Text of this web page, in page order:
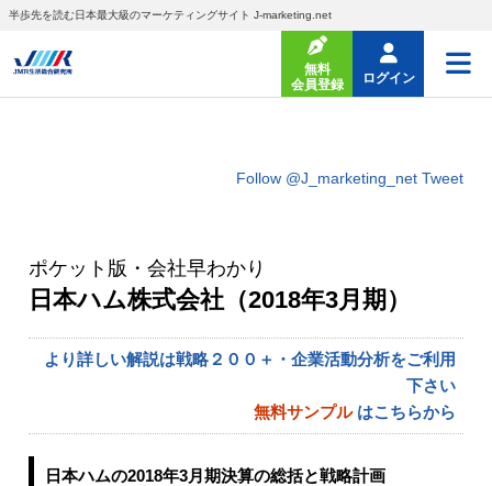
半歩先を読む日本最大級のマーケティングサイト J-marketing.net
無料
会員登録
ログイン
Follow @J_marketing_net Tweet
ポケット版・会社早わかり
日本ハム株式会社（2018年3月期）
より詳しい解説は戦略２００＋・企業活動分析をご利用
下さい
無料サンプルはこちらから
日本ハムの2018年3月期決算の総括と戦略計画